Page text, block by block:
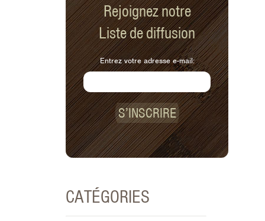
Rejoignez notre
Liste de diffusion
Entrez votre adresse e-mail:
S’INSCRIRE
CATÉGORIES